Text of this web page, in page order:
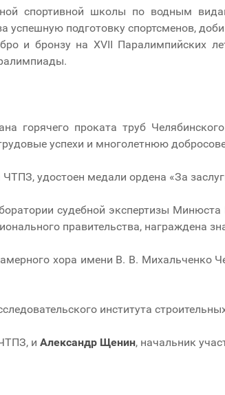
спортивной школы по водным
успешную подготовку спортсменов,
и бронзу на XVII Паралимпийских
горячего проката труб
успехи и многолетнюю
удостоен медали ордена «За
судебной экспертизы
правительства, награждена
хора имени В. В. Михальченко
института
и Александр Щенин, начальник